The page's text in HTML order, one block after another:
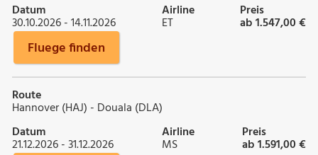
Datum
30.10.2026 - 14.11.2026
Airline
ET
Preis
ab 1.547,00 €
Fluege finden
Route
Hannover (HAJ) - Douala (DLA)
Datum
21.12.2026 - 31.12.2026
Airline
MS
Preis
ab 1.591,00 €